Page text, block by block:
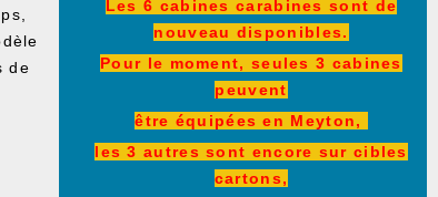
de
Les 6 cabines carabines sont de
nouveau disponibles.
Pour le moment, seules 3 cabines
peuvent
être équipées en Meyton,
les 3 autres sont encore sur cibles
cartons,